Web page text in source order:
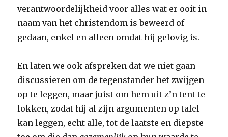
verantwoordelijkheid voor alles wat er ooit in
naam van het christendom is beweerd of
gedaan, enkel en alleen omdat hij gelovig is.
En laten we ook afspreken dat we niet gaan
discussieren om de tegenstander het zwijgen
op te leggen, maar juist om hem uit z’n tent te
lokken, zodat hij al zijn argumenten op tafel
kan leggen, echt alle, tot de laatste en diepste